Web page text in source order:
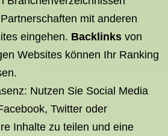
mit anderen
eingehen. Backlinks von
Websites können Ihr Ranking
Nutzen Sie Social Media
Twitter oder
Inhalte zu teilen und eine